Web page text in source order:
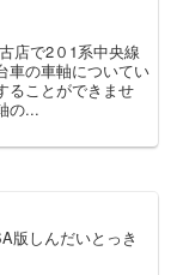
店で2０1系中央線
車の車軸についてい
ることができませ
の...
しんだいとっき